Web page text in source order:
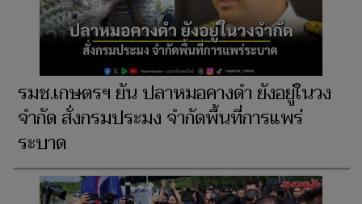
รมช.เกษตรฯ ยัน ปลาหมอคางดำ ยังอยู่ในวง
จำกัด สั่งกรมประมง จำกัดพื้นที่การแพร่
ระบาด